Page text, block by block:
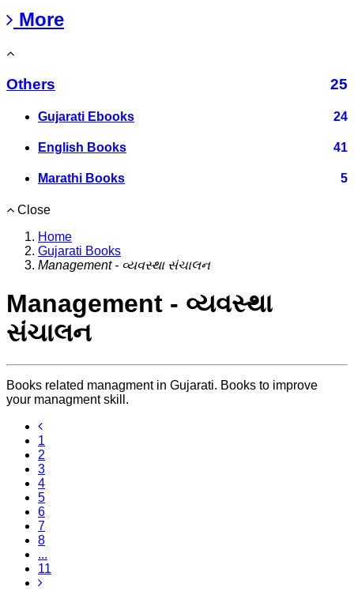
More
Others 25
Gujarati Ebooks 24
English Books 41
Marathi Books 5
Close
Home
Gujarati Books
Management - વ્યવસ્થા સંચાલન
Management - વ્યવસ્થા
સંચાલન
Books related managment in Gujarati. Books to improve
your managment skill.
1
2
3
4
5
6
7
8
...
11